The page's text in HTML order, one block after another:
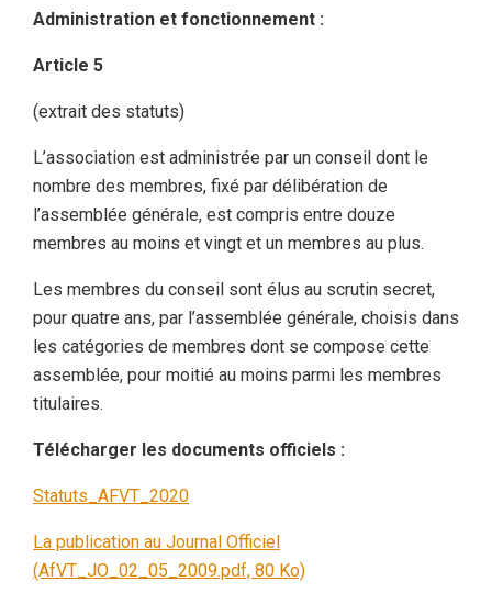
Administration et fonctionnement :
Article 5
(extrait des statuts)
L’association est administrée par un conseil dont le
nombre des membres, fixé par délibération de
l’assemblée générale, est compris entre douze
membres au moins et vingt et un membres au plus.
Les membres du conseil sont élus au scrutin secret,
pour quatre ans, par l’assemblée générale, choisis dans
les catégories de membres dont se compose cette
assemblée, pour moitié au moins parmi les membres
titulaires.
Télécharger les documents officiels :
Statuts_AFVT_2020
La publication au Journal Officiel
(AfVT_JO_02_05_2009.pdf, 80 Ko)